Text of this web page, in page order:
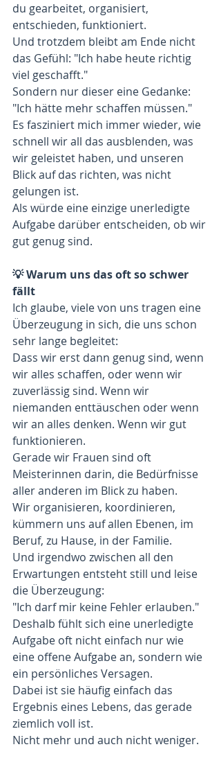
du gearbeitet, organisiert,
entschieden, funktioniert.
Und trotzdem bleibt am Ende nicht
das Gefühl: "Ich habe heute richtig
viel geschafft."
Sondern nur dieser eine Gedanke:
"Ich hätte mehr schaffen müssen."
Es fasziniert mich immer wieder, wie
schnell wir all das ausblenden, was
wir geleistet haben, und unseren
Blick auf das richten, was nicht
gelungen ist.
Als würde eine einzige unerledigte
Aufgabe darüber entscheiden, ob wir
gut genug sind.
💡 Warum uns das oft so schwer
fällt
Ich glaube, viele von uns tragen eine
Überzeugung in sich, die uns schon
sehr lange begleitet:
Dass wir erst dann genug sind, wenn
wir alles schaffen, oder wenn wir
zuverlässig sind. Wenn wir
niemanden enttäuschen oder wenn
wir an alles denken. Wenn wir gut
funktionieren.
Gerade wir Frauen sind oft
Meisterinnen darin, die Bedürfnisse
aller anderen im Blick zu haben.
Wir organisieren, koordinieren,
kümmern uns auf allen Ebenen, im
Beruf, zu Hause, in der Familie.
Und irgendwo zwischen all den
Erwartungen entsteht still und leise
die Überzeugung:
"Ich darf mir keine Fehler erlauben."
Deshalb fühlt sich eine unerledigte
Aufgabe oft nicht einfach nur wie
eine offene Aufgabe an, sondern wie
ein persönliches Versagen.
Dabei ist sie häufig einfach das
Ergebnis eines Lebens, das gerade
ziemlich voll ist.
Nicht mehr und auch nicht weniger.